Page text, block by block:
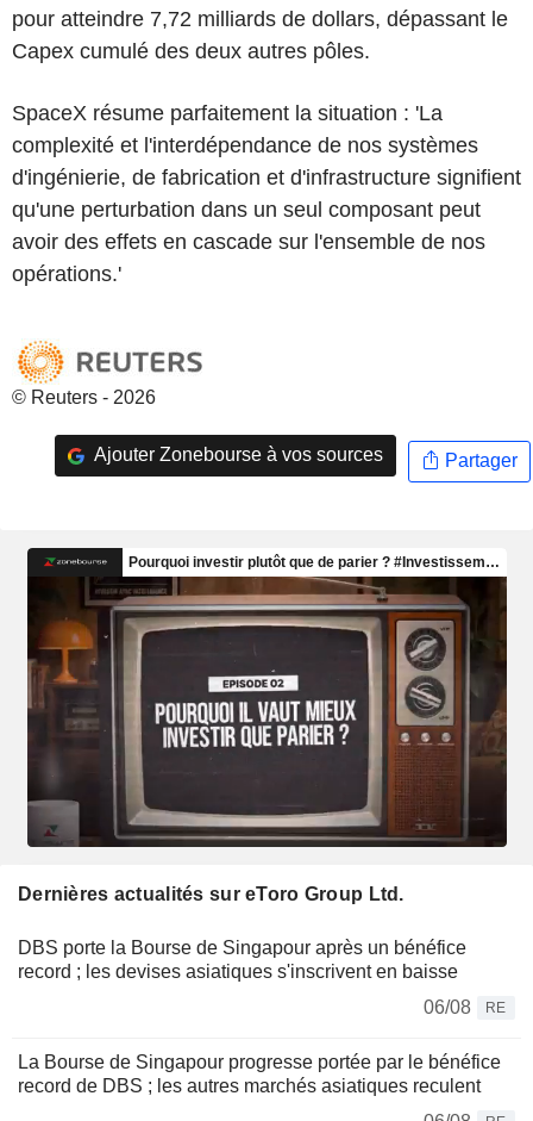
pour atteindre 7,72 milliards de dollars, dépassant le
Capex cumulé des deux autres pôles.
SpaceX résume parfaitement la situation : 'La
complexité et l'interdépendance de nos systèmes
d'ingénierie, de fabrication et d'infrastructure signifient
qu'une perturbation dans un seul composant peut
avoir des effets en cascade sur l'ensemble de nos
opérations.'
© Reuters - 2026
Ajouter Zonebourse à vos sources Partager
Dernières actualités sur eToro Group Ltd.
DBS porte la Bourse de Singapour après un bénéfice
record ; les devises asiatiques s'inscrivent en baisse
06/08
RE
La Bourse de Singapour progresse portée par le bénéfice
record de DBS ; les autres marchés asiatiques reculent